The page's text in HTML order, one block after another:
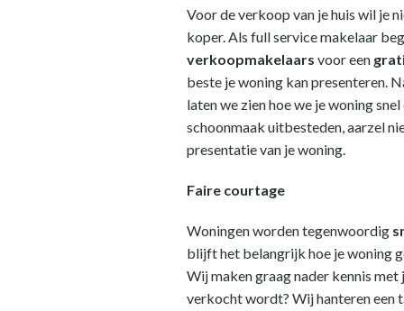
Voor de verkoop van je huis wil je
koper. Als full service makelaar
verkoopmakelaars voor een
beste je woning kan presenteren.
laten we zien hoe we je woning
schoonmaak uitbesteden, aarzel
presentatie van je woning.
Faire courtage
Woningen worden tegenwoordig
blijft het belangrijk hoe je woning
Wij maken graag nader kennis
verkocht wordt? Wij hanteren een